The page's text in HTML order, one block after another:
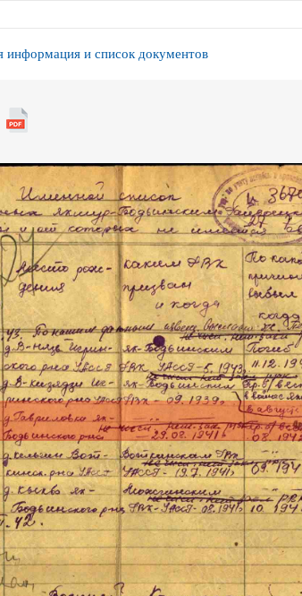
и список документов